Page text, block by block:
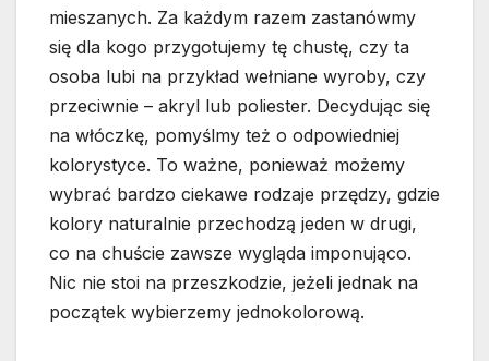
mieszanych. Za każdym razem zastanówmy
się dla kogo przygotujemy tę chustę, czy ta
osoba lubi na przykład wełniane wyroby, czy
przeciwnie – akryl lub poliester. Decydując się
na włóczkę, pomyślmy też o odpowiedniej
kolorystyce. To ważne, ponieważ możemy
wybrać bardzo ciekawe rodzaje przędzy, gdzie
kolory naturalnie przechodzą jeden w drugi,
co na chuście zawsze wygląda imponująco.
Nic nie stoi na przeszkodzie, jeżeli jednak na
początek wybierzemy jednokolorową.